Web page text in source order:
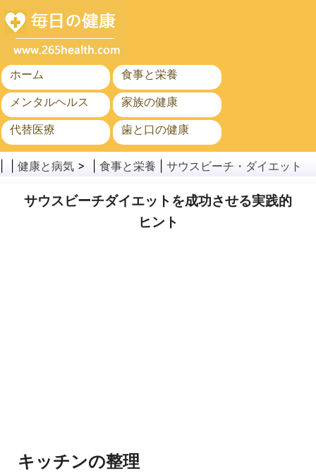
ホーム
食事と栄養
メンタルヘルス
家族の健康
代替医療
歯と口の健康
がん
公衆衛生
健康と病気 > | 食事と栄養 サウスビーチ・ダイエット
サウスビーチダイエットを成功させる実践的
ヒント
キッチンの整理